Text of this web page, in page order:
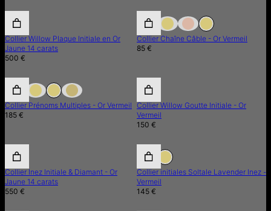
Collier Willow Plaque Initiale en Or
Jaune 14 carats
500 €
Collier Chaîne Câble - Or Vermeil
85 €
Collier Prénoms Multiples - Or Vermeil
185 €
Collier Willow Goutte Initiale - Or
Vermeil
150 €
Collier Inez Initiale & Diamant - Or
Jaune 14 carats
550 €
Collier initiales Soltale Lavender Inez -
Vermeil
145 €